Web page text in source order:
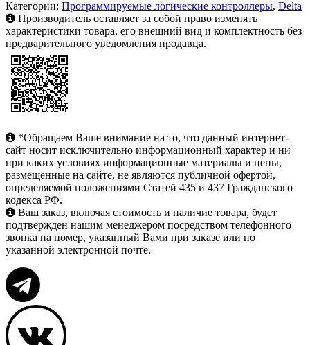
Категории: Программируемые логические контроллеры, Delta
Производитель оставляет за собой право изменять
характеристики товара, его внешний вид и комплектность без
предварительного уведомления продавца.
*Обращаем Ваше внимание на то, что данный интернет-
сайт носит исключительно информационный характер и ни
при каких условиях информационные материалы и цены,
размещенные на сайте, не являются публичной офертой,
определяемой положениями Статей 435 и 437 Гражданского
кодекса РФ.
Ваш заказ, включая стоимость и наличие товара, будет
подтвержден нашим менеджером посредством телефонного
звонка на номер, указанный Вами при заказе или по
указанной электронной почте.